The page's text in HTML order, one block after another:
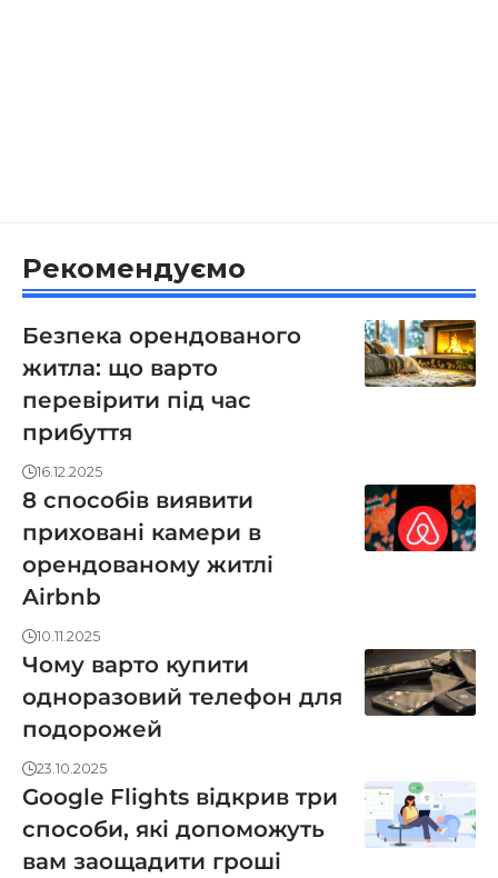
Рекомендуємо
Безпека орендованого
житла: що варто
перевірити під час
прибуття
16.12.2025
8 способів виявити
приховані камери в
орендованому житлі
Airbnb
10.11.2025
Чому варто купити
одноразовий телефон для
подорожей
23.10.2025
Google Flights відкрив три
способи, які допоможуть
вам заощадити гроші